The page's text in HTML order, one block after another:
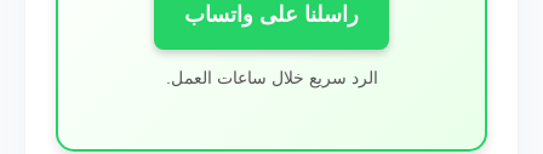
راسلنا على واتساب
الرد سريع خلال ساعات العمل.